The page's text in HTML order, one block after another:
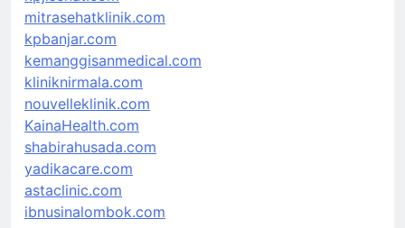
mitrasehatklinik.com
kpbanjar.com
kemanggisanmedical.com
kliniknirmala.com
nouvelleklinik.com
KainaHealth.com
shabirahusada.com
yadikacare.com
astaclinic.com
ibnusinalombok.com